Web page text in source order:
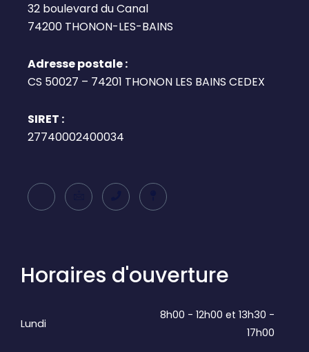
32 boulevard du Canal
74200 THONON-LES-BAINS
Adresse postale :
CS 50027 – 74201 THONON LES BAINS CEDEX
SIRET :
27740002400034
Horaires d'ouverture
Lundi
8h00 - 12h00 et 13h30 -
17h00